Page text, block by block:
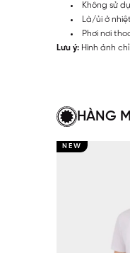
Không sử
Là/ủi ở
Phơi nơi
Lưu ý: Hình ảnh
HÀNG
NEW